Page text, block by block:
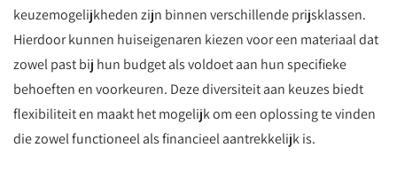
keuzemogelijkheden zijn binnen verschillende prijsklassen.
Hierdoor kunnen huiseigenaren kiezen voor een materiaal dat
zowel past bij hun budget als voldoet aan hun specifieke
behoeften en voorkeuren. Deze diversiteit aan keuzes biedt
flexibiliteit en maakt het mogelijk om een oplossing te vinden
die zowel functioneel als financieel aantrekkelijk is.